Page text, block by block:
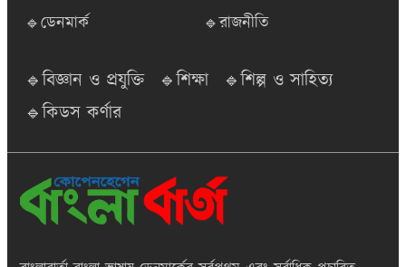
🔹ডেনমার্ক
🔹রাজনীতি
🔹বিজ্ঞান ও প্রযুক্তি 🔹শিক্ষা
🔹শিল্প ও সাহিত্য
🔹কিডস কর্ণার